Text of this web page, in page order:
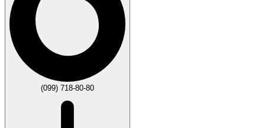
(099) 718-80-80